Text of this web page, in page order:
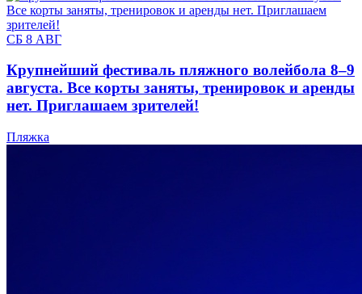
СБ 8 АВГ
Крупнейший фестиваль пляжного волейбола 8–9
августа. Все корты заняты, тренировок и аренды
нет. Приглашаем зрителей!
Пляжка